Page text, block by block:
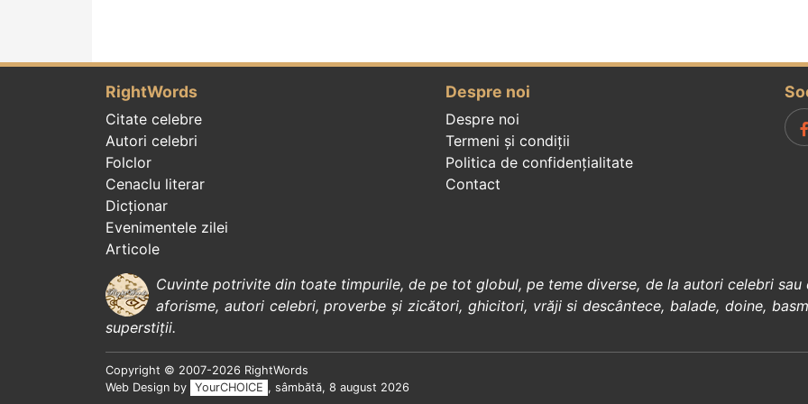
RightWords
Citate celebre
Autori celebri
Folclor
Cenaclu literar
Dicționar
Evenimentele zilei
Articole
Despre noi
Despre noi
Termeni și condiții
Politica de confidenţialitate
Contact
Cuvinte potrivite din toate timpurile, de pe tot globul, pe teme diverse, de la autori celebrisau
aforisme, autori celebri,proverbe și zicători, ghicitori, vrăji si descântece, balade, doine,
superstiții.
Copyright © 2007-2026 RightWords
Web Design by
YourCHOICE , sâmbătă, 8 august 2026